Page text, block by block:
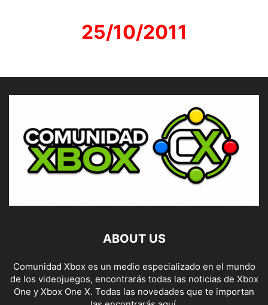
25/10/2011
ABOUT US
Comunidad Xbox es un medio especializado en el mundo
de los videojuegos, encontrarás todas las noticias de Xbox
One y Xbox One X. Todas las novedades que te importan